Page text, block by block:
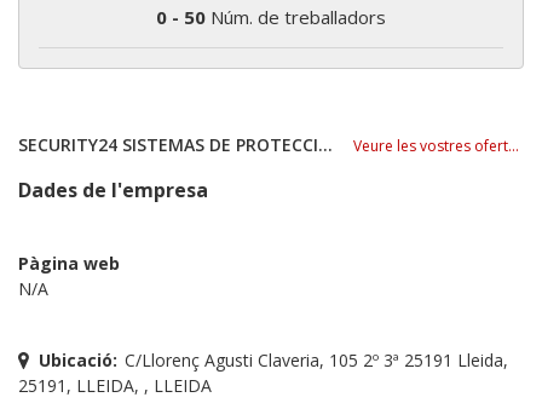
0 - 50 Núm. de treballadors
SECURITY24 SISTEMAS DE PROTECCIÓN Veure les vostres ofertes
Dades de l'empresa
Pàgina web
N/A
Ubicació: C/Llorenç Agusti Claveria, 105 2º 3ª 25191 Lleida,
25191, LLEIDA, , LLEIDA